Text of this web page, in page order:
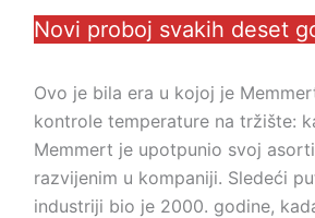
Novi proboj svakih deset
Ovo je bila era u kojoj je
kontrole temperature na tržište:
Memmert je upotpunio svoj
razvijenim u kompaniji. Sledeći
industriji bio je 2000. godine,